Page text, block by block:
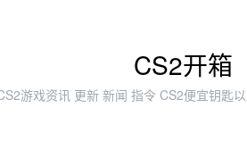
CS2开箱
游戏资讯 更新 新闻 指令 CS2便宜钥匙